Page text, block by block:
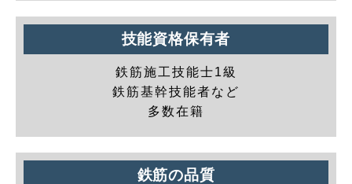
技能資格保有者
鉄筋施工技能士1級
鉄筋基幹技能者など
多数在籍
鉄筋の品質